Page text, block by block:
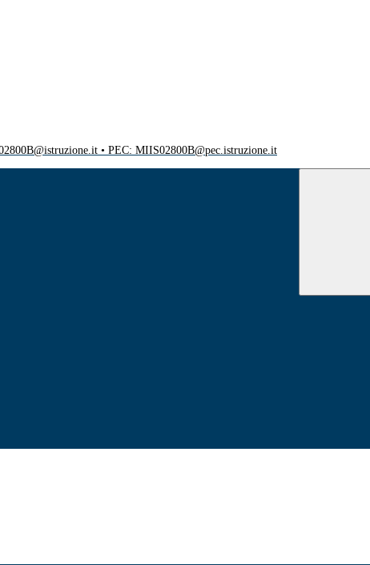
• PEC: MIIS02800B@pec.istruzione.it